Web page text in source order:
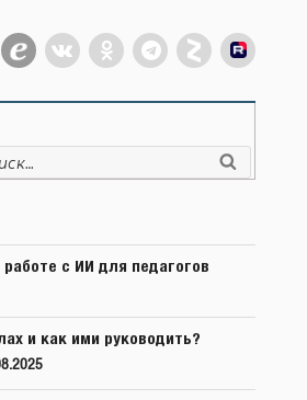
с ИИ для педагогов
и как ими руководить?